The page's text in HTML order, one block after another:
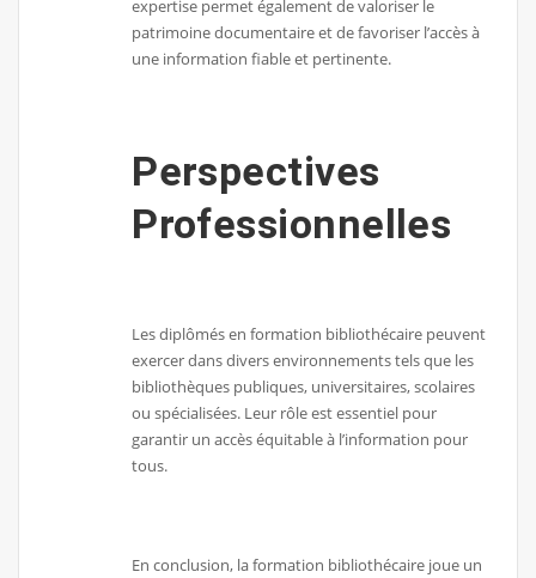
expertise permet également de valoriser le
patrimoine documentaire et de favoriser l’accès à
une information fiable et pertinente.
Perspectives
Professionnelles
Les diplômés en formation bibliothécaire peuvent
exercer dans divers environnements tels que les
bibliothèques publiques, universitaires, scolaires
ou spécialisées. Leur rôle est essentiel pour
garantir un accès équitable à l’information pour
tous.
En conclusion, la formation bibliothécaire joue un